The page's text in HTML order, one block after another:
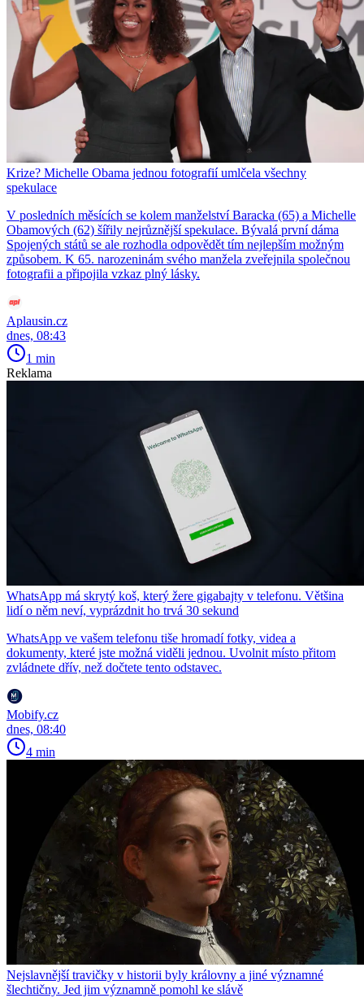
Krize? Michelle Obama jednou fotografií umlčela všechny
spekulace
V posledních měsících se kolem manželství Baracka (65) a Michelle
Obamových (62) šířily nejrůznější spekulace. Bývalá první dáma
Spojených států se ale rozhodla odpovědět tím nejlepším možným
způsobem. K 65. narozeninám svého manžela zveřejnila společnou
fotografii a připojila vzkaz plný lásky.
Aplausin.cz
dnes, 08:43
1 min
Reklama
WhatsApp má skrytý koš, který žere gigabajty v telefonu. Většina
lidí o něm neví, vyprázdnit ho trvá 30 sekund
WhatsApp ve vašem telefonu tiše hromadí fotky, videa a
dokumenty, které jste možná viděli jednou. Uvolnit místo přitom
zvládnete dřív, než dočtete tento odstavec.
Mobify.cz
dnes, 08:40
4 min
Nejslavnější travičky v historii byly královny a jiné významné
šlechtičny. Jed jim významně pomohl ke slávě